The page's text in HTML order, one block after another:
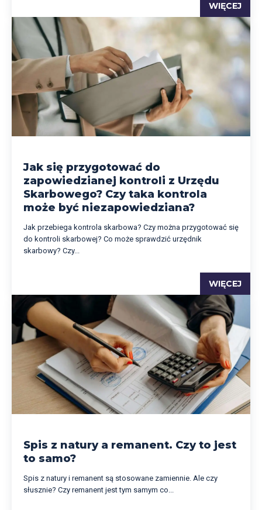
WIĘCEJ
Jak się przygotować do
zapowiedzianej kontroli z Urzędu
Skarbowego? Czy taka kontrola
może być niezapowiedziana?
Jak przebiega kontrola skarbowa? Czy można przygotować się
do kontroli skarbowej? Co może sprawdzić urzędnik
skarbowy? Czy...
WIĘCEJ
Spis z natury a remanent. Czy to jest
to samo?
Spis z natury i remanent są stosowane zamiennie. Ale czy
słusznie? Czy remanent jest tym samym co...